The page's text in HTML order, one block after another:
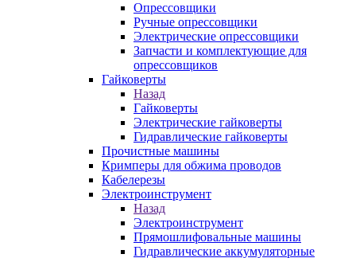
Опрессовщики
Ручные опрессовщики
Электрические опрессовщики
Запчасти и комплектующие для
опрессовщиков
Гайковерты
Назад
Гайковерты
Электрические гайковерты
Гидравлические гайковерты
Прочистные машины
Кримперы для обжима проводов
Кабелерезы
Электроинструмент
Назад
Электроинструмент
Прямошлифовальные машины
Гидравлические аккумуляторные